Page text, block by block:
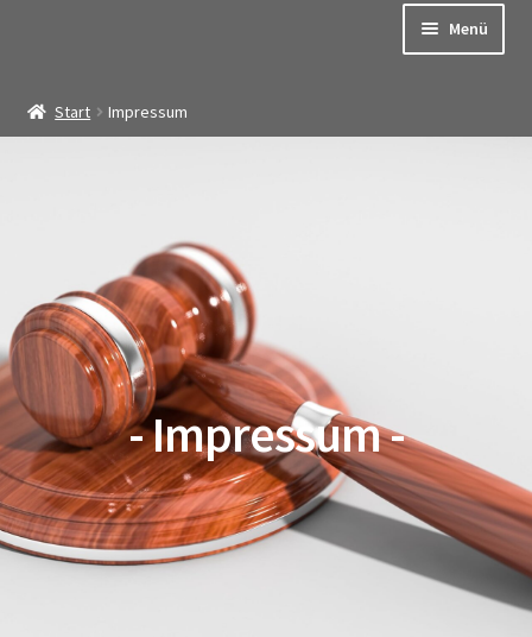
Menü
ShopStart Impressum
- Impressum -